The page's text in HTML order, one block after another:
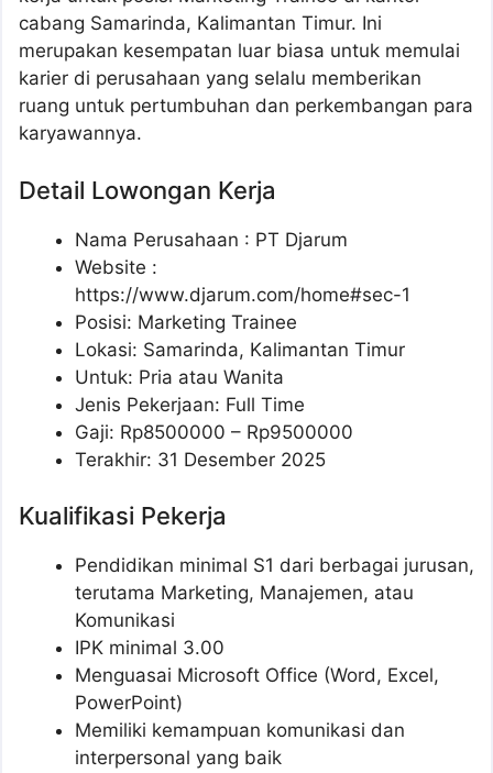
cabang Samarinda, Kalimantan Timur. Ini
merupakan kesempatan luar biasa untuk memulai
karier di perusahaan yang selalu memberikan
ruang untuk pertumbuhan dan perkembangan para
karyawannya.
Detail Lowongan Kerja
Nama Perusahaan : PT Djarum
Website :
https://www.djarum.com/home#sec-1
Posisi: Marketing Trainee
Lokasi: Samarinda, Kalimantan Timur
Untuk: Pria atau Wanita
Jenis Pekerjaan: Full Time
Gaji: Rp8500000 – Rp9500000
Terakhir: 31 Desember 2025
Kualifikasi Pekerja
Pendidikan minimal S1 dari berbagai jurusan,
terutama Marketing, Manajemen, atau
Komunikasi
IPK minimal 3.00
Menguasai Microsoft Office (Word, Excel,
PowerPoint)
Memiliki kemampuan komunikasi dan
interpersonal yang baik